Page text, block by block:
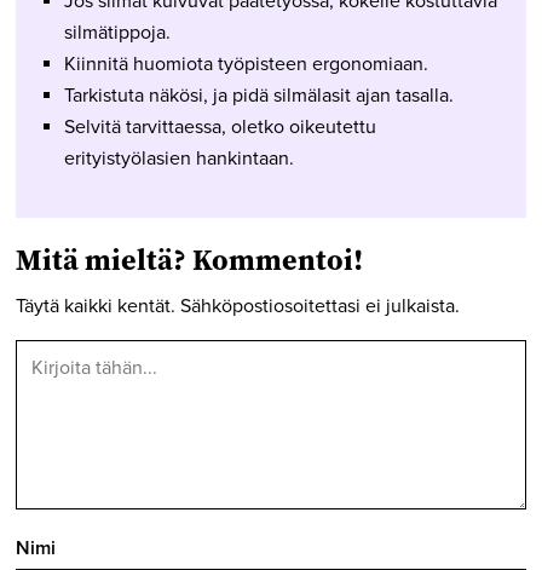
silmätippoja.
Kiinnitä huomiota työpisteen ergonomiaan.
Tarkistuta näkösi, ja pidä silmälasit ajan tasalla.
Selvitä tarvittaessa, oletko oikeutettu
erityistyölasien hankintaan.
Mitä mieltä? Kommentoi!
Täytä kaikki kentät. Sähköpostiosoitettasi ei julkaista.
Nimi